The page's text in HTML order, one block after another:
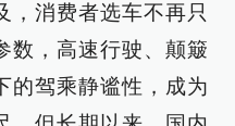
，消费者选车不再只
数，高速行驶、颠簸
的驾乘静谧性，成为